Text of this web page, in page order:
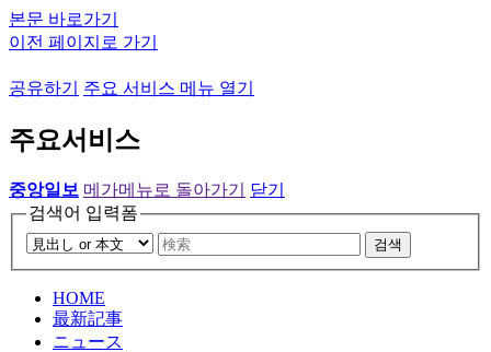
본문 바로가기
이전 페이지로 가기
공유하기 주요 서비스 메뉴 열기
주요서비스
중앙일보 메가메뉴로 돌아가기
닫기
검색어 입력폼
검색
HOME
最新記事
ニュース